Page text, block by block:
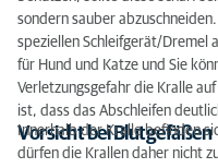
sondern sauber
speziellen Schleifgerät/Dremel
für Hund und Katze und Sie
Verletzungsgefahr die Kralle
ist, dass das Abschleifen
Vorsicht bei Blutgefäßen
Innerhalb der Kralle befinden
dürfen die Krallen daher nicht